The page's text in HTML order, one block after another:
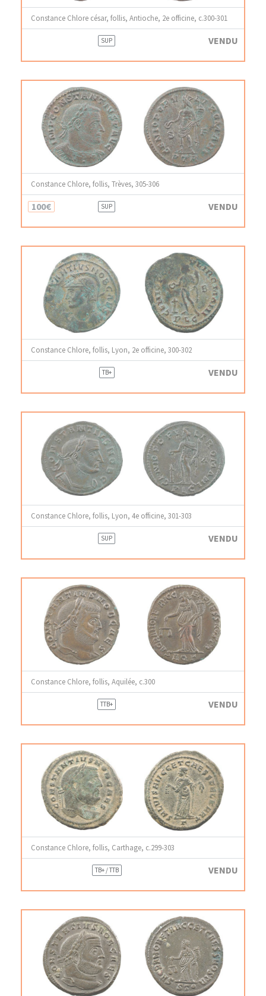
Constance Chlore césar, follis, Antioche, 2e officine, c.300-301
SUP VENDU
Constance Chlore, follis, Trèves, 305-306
100€ SUP VENDU
Constance Chlore, follis, Lyon, 2e officine, 300-302
TB+ VENDU
Constance Chlore, follis, Lyon, 4e officine, 301-303
SUP VENDU
Constance Chlore, follis, Aquilée, c.300
TTB+ VENDU
Constance Chlore, follis, Carthage, c.299-303
TB+ / TTB VENDU